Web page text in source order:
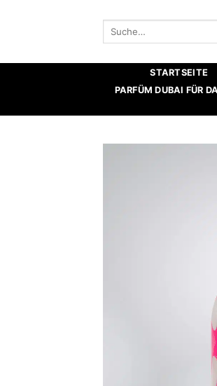
Suche
STARTSEITE
PARFÜM DUBAI FÜR